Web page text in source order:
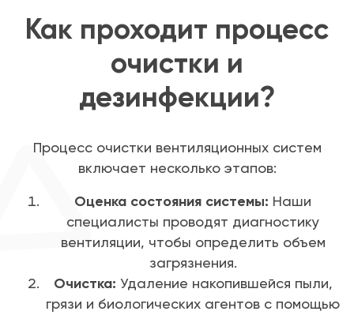
Как проходит процесс
очистки и
дезинфекции?
Процесс очистки вентиляционных систем
включает несколько этапов:
Оценка состояния системы: Наши
специалисты проводят диагностику
вентиляции, чтобы определить объем
загрязнения.
Очистка: Удаление накопившейся пыли,
грязи и биологических агентов с помощью